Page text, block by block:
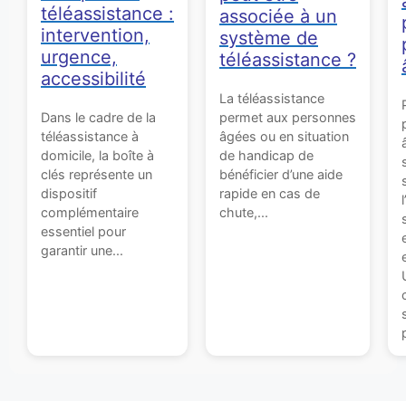
téléassistance :
intervention,
urgence,
accessibilité
Dans le cadre de la
téléassistance à
domicile, la boîte à
clés représente un
dispositif
complémentaire
essentiel pour
garantir une...
associée à un
système de
téléassistance ?
La téléassistance
permet aux personnes
âgées ou en situation
de handicap de
bénéficier d’une aide
rapide en cas de
chute,...